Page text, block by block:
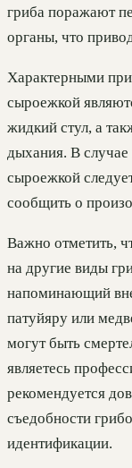
гриба поражают
органы, что
Характерными
сыроежкой
жидкий стул, а
дыхания. В случае
сыроежкой
сообщить о
Важно отметить,
на другие виды
напоминающий
патуйяру или
могут быть
являетесь
рекомендуется
съедобности
идентификации.